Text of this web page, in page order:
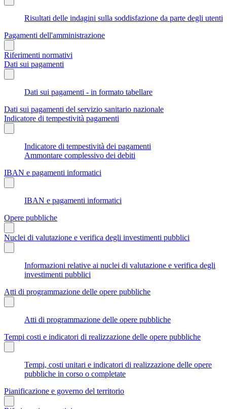
Risultati delle indagini sulla soddisfazione da parte degli utenti
Pagamenti dell'amministrazione
Riferimenti normativi
Dati sui pagamenti
Dati sui pagamenti - in formato tabellare
Dati sui pagamenti del servizio sanitario nazionale
Indicatore di tempestività pagamenti
Indicatore di tempestività dei pagamenti
Ammontare complessivo dei debiti
IBAN e pagamenti informatici
IBAN e pagamenti informatici
Opere pubbliche
Nuclei di valutazione e verifica degli investimenti pubblici
Informazioni relative ai nuclei di valutazione e verifica degli
investimenti pubblici
Atti di programmazione delle opere pubbliche
Atti di programmazione delle opere pubbliche
Tempi costi e indicatori di realizzazione delle opere pubbliche
Tempi, costi unitari e indicatori di realizzazione delle opere
pubbliche in corso o completate
Pianificazione e governo del territorio